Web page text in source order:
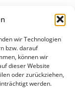
wir Technologien
bzw. darauf
können wir
dieser Website
oder zurückziehen,
werden.
SIE UNS IM